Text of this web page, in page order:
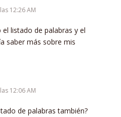
12:26 AM
listado de palabras y el
saber más sobre mis
12:06 AM
de palabras también?